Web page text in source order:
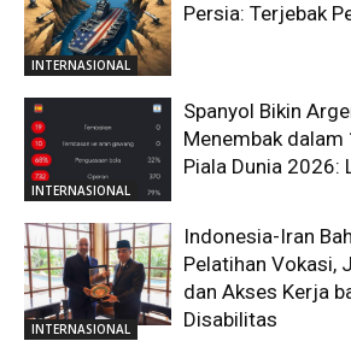
INTERNASIONAL
Persia: Terjebak
INTERNASIONAL
Spanyol Bikin
Menembak dalam
Piala Dunia 2026:
INTERNASIONAL
Indonesia-Iran
Pelatihan Vokasi,
dan Akses Kerja
Disabilitas